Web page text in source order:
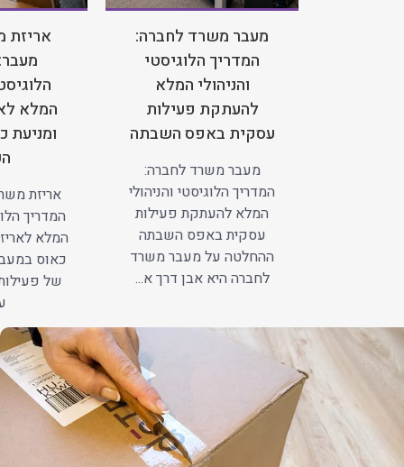
מעבר משרד לחברה:
המדריך הלוגיסטי
והניהולי המלא
להעתקת פעילות
עסקית באפס השבתה
מעבר משרד לחברה:
המדריך הלוגיסטי והניהולי
המלא להעתקת פעילות
עסקית באפס השבתה
ההחלטה על מעבר משרד
לחברה היא אבן דרך א...
אריזת
המלא
ומניעת
אריזת
המדריך
המלא
כאוס
של